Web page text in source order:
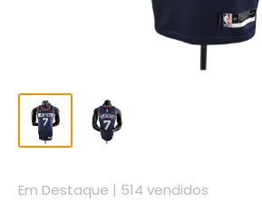
Em Destaque | 514 vendidos